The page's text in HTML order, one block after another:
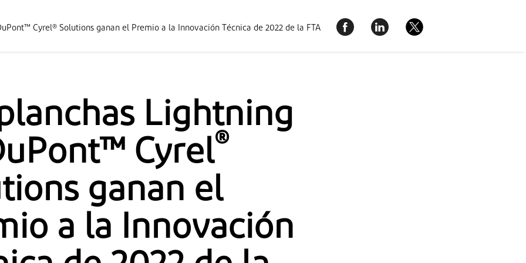
Lightning
Cyrel®
ganan el
a la Innovación
Cyrel® Solutions ganan el Premio a la Innovación Técnica de 2022 de la FTA